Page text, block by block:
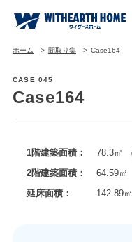
ホーム 間取り集 Case164
CASE 045
Case164
1階建築面積：
78.3㎡
2階建築面積：
64.59㎡
延床面積：
142.89